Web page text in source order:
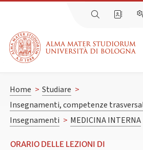
Home > Studiare >
Insegnamenti, competenze
Insegnamenti > MEDICINA INTERNA
ORARIO DELLE LEZIONI DI